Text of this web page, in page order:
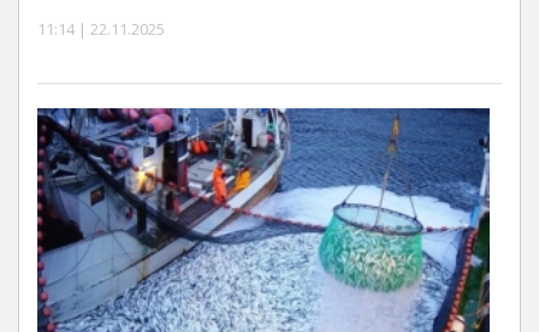
11:14 | 22.11.2025